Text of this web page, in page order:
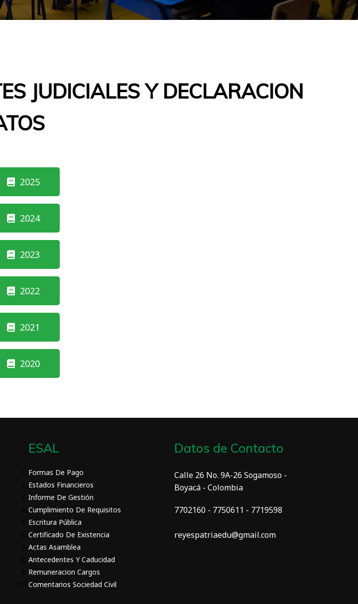
JUDICIALES Y DECLARACION
2025
2024
2023
2022
2021
2020
ESAL
Formas De Pago
Estados Financieros
Informe De Gestión
Cumplimiento De Requisitos
Escritura Pública
Certificado De Existencia
Actas Asamblea
Antecedentes Y Caducidad
Remuneracion Cargos
Comentarios Sociedad Civil
Datos de Contacto
Calle 26 No. 9A-26 Sogamoso -
Boyacá - Colombia
7702160 - 7750611 - 7719598
reyespatriaedu@gmail.com